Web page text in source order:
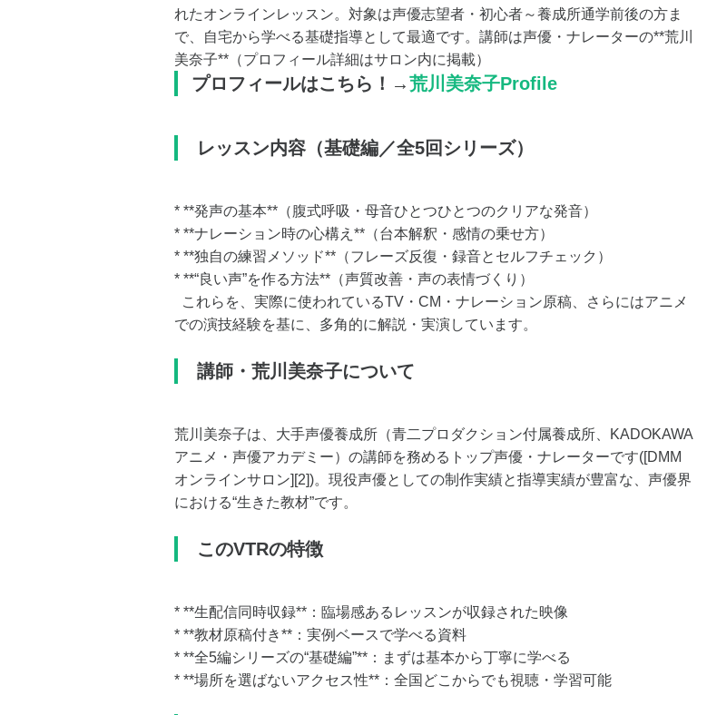
れたオンラインレッスン。対象は声優志望者・初心者～養成所通学前後の方ま
で、自宅から学べる基礎指導として最適です。講師は声優・ナレーターの**荒川
美奈子**（プロフィール詳細はサロン内に掲載）
プロフィールはこちら！→荒川美奈子Profile
レッスン内容 （基礎編／全5回シリーズ）
* **発声の基本**（腹式呼吸・母音ひとつひとつのクリアな発音）
* **ナレーション時の心構え**（台本解釈・感情の乗せ方）
* **独自の練習メソッド**（フレーズ反復・録音とセルフチェック）
* **“良い声”を作る方法**（声質改善・声の表情づくり）
これらを、実際に使われているTV・CM・ナレーション原稿、さらにはアニメ
での演技経験を基に、多角的に解説・実演しています。
講師・荒川美奈子について
荒川美奈子は、大手声優養成所（青二プロダクション付属養成所、KADOKAWA
アニメ・声優アカデミー）の講師を務めるトップ声優・ナレーターです([DMM
オンラインサロン][2])。現役声優としての制作実績と指導実績が豊富な、声優界
における“生きた教材”です。
このVTRの特徴
* **生配信同時収録**：臨場感あるレッスンが収録された映像
* **教材原稿付き**：実例ベースで学べる資料
* **全5編シリーズの“基礎編”**：まずは基本から丁寧に学べる
* **場所を選ばないアクセス性**：全国どこからでも視聴・学習可能